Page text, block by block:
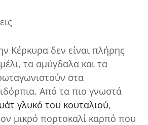
Κέρκυρα δεν είναι πλήρης
τα αμύγδαλα και τα
στα
Από τα πιο γνωστά
γλυκό του κουταλιού,
μικρό πορτοκαλί καρπό που